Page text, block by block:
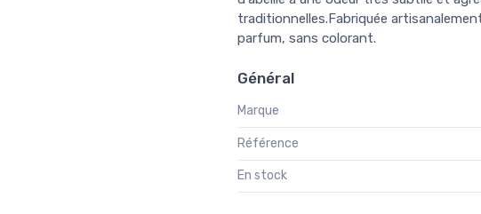
traditionnelles.Fabriquée
parfum, sans colorant.
Général
Marque
Référence
En stock